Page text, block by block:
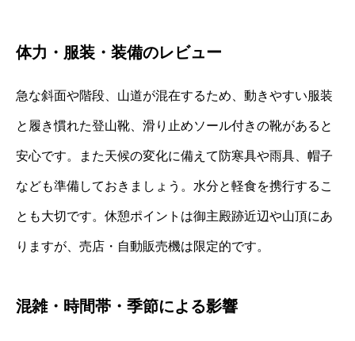
体力・服装・装備のレビュー
急な斜面や階段、山道が混在するため、動きやすい服装
と履き慣れた登山靴、滑り止めソール付きの靴があると
安心です。また天候の変化に備えて防寒具や雨具、帽子
なども準備しておきましょう。水分と軽食を携行するこ
とも大切です。休憩ポイントは御主殿跡近辺や山頂にあ
りますが、売店・自動販売機は限定的です。
混雑・時間帯・季節による影響